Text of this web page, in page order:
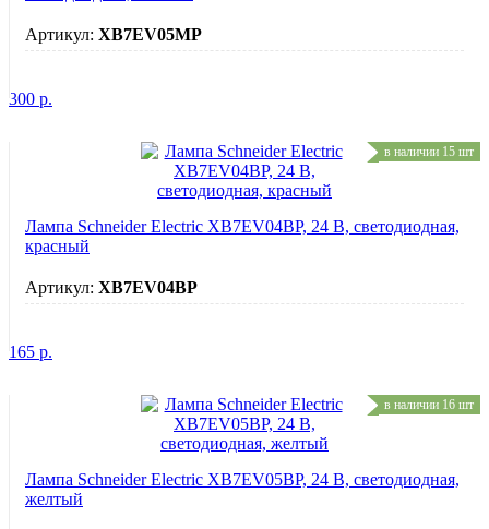
Артикул: XB7EV05MP
300 р.
в наличии 15 шт
Лампа Schneider Electric XB7EV04BP, 24 В, светодиодная,
красный
Артикул: XB7EV04BP
165 р.
в наличии 16 шт
Лампа Schneider Electric XB7EV05BP, 24 В, светодиодная,
желтый